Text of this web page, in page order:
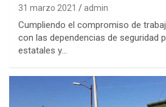
31 marzo 2021 admin
Cumpliendo el compromiso de
con las dependencias de seguridad
estatales y…